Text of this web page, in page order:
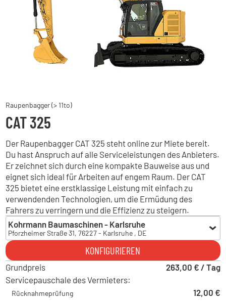
Raupenbagger (> 11to)
CAT 325
Der Raupenbagger CAT 325 steht online zur Miete bereit.
Du hast Anspruch auf alle Serviceleistungen des Anbieters.
Er zeichnet sich durch eine kompakte Bauweise aus und
eignet sich ideal für Arbeiten auf engem Raum. Der CAT
325 bietet eine erstklassige Leistung mit einfach zu
verwendenden Technologien, um die Ermüdung des
Fahrers zu verringern und die Effizienz zu steigern.
Kohrmann Baumaschinen - Karlsruhe
Pforzheimer Straße 31, 76227 - Karlsruhe , DE
Kohrmann Baumaschinen - Karlsruhe
Pforzheimer Straße 31, 76227 - Karlsruhe , DE
Hoch Baumaschinen - Horb
Liststraße 13, 72160 - Horb am Neckar , DE
Kohrmann Baumaschinen - Bühl
Rittgrabenstraße 1, 77815 - Bühl , DE
KONFIGURIEREN
Grundpreis
263,00 € / Tag
Servicepauschale des Vermieters:
Rücknahmeprüfung 12,00 €